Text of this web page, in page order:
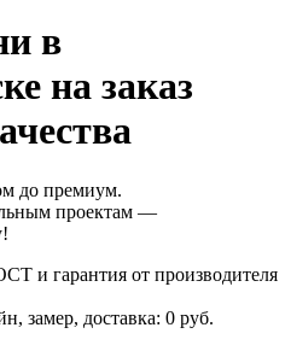
в
на заказ
до премиум.
проектам —
и гарантия от производителя
замер, доставка: 0 руб.